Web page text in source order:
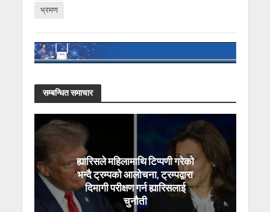
भ्रमण
सम्बन्धित समाचार
ह्यारिसले महिलामाथि टिप्पणी गरेको
भन्दै ट्रम्पको आलोचना, ट्रम्पद्वारा
दिमागी परीक्षण गर्न ह्यारिसलाई
चुनौती